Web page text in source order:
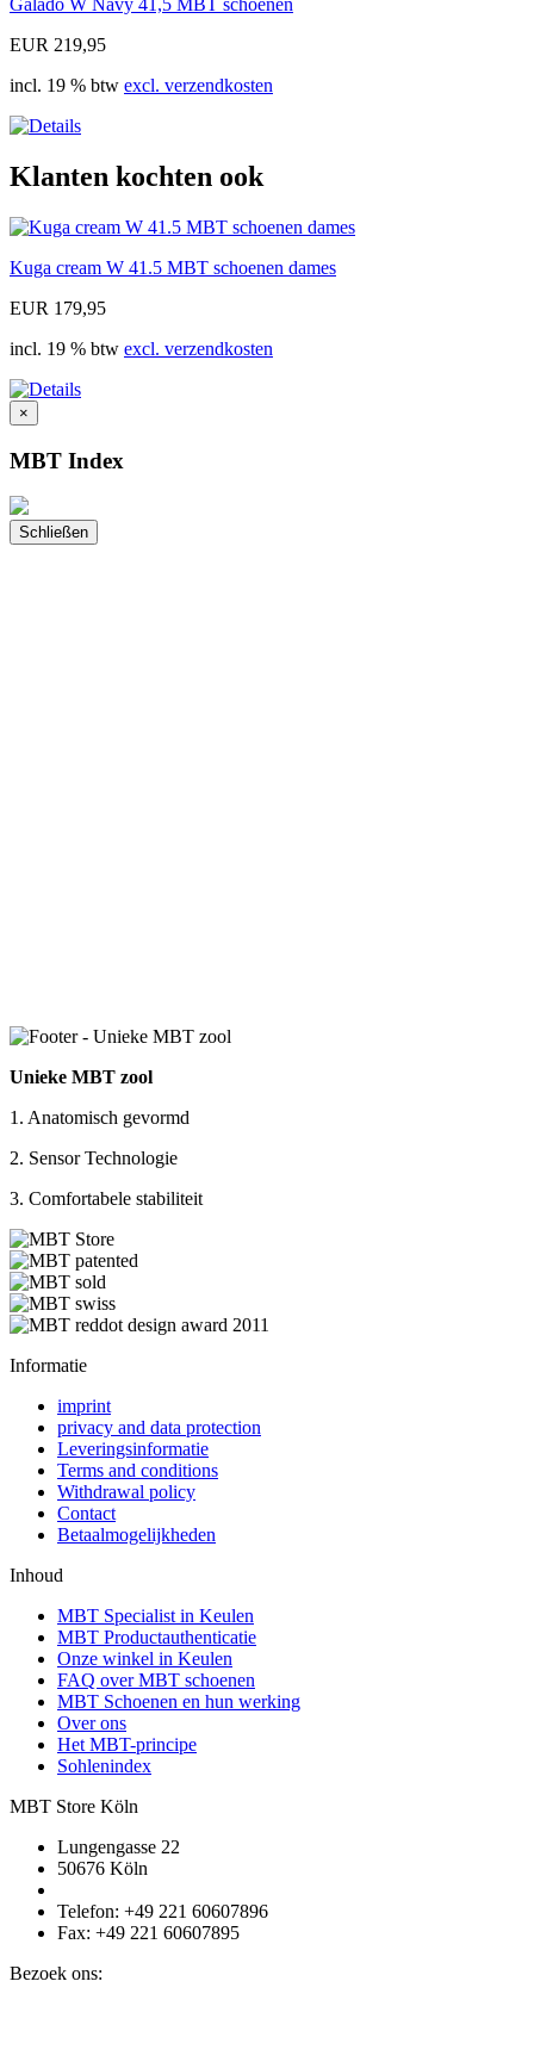
Galado W Navy 41,5 MBT schoenen
EUR 219,95
incl. 19 % btw excl. verzendkosten
Klanten kochten ook
Kuga cream W 41.5 MBT schoenen dames
EUR 179,95
incl. 19 % btw excl. verzendkosten
×
MBT Index
Schließen
Unieke MBT zool
1. Anatomisch gevormd
2. Sensor Technologie
3. Comfortabele stabiliteit
Informatie
imprint
privacy and data protection
Leveringsinformatie
Terms and conditions
Withdrawal policy
Contact
Betaalmogelijkheden
Inhoud
MBT Specialist in Keulen
MBT Productauthenticatie
Onze winkel in Keulen
FAQ over MBT schoenen
MBT Schoenen en hun werking
Over ons
Het MBT-principe
Sohlenindex
MBT Store Köln
Lungengasse 22
50676 Köln
Telefon: +49 221 60607896
Fax: +49 221 60607895
Bezoek ons: